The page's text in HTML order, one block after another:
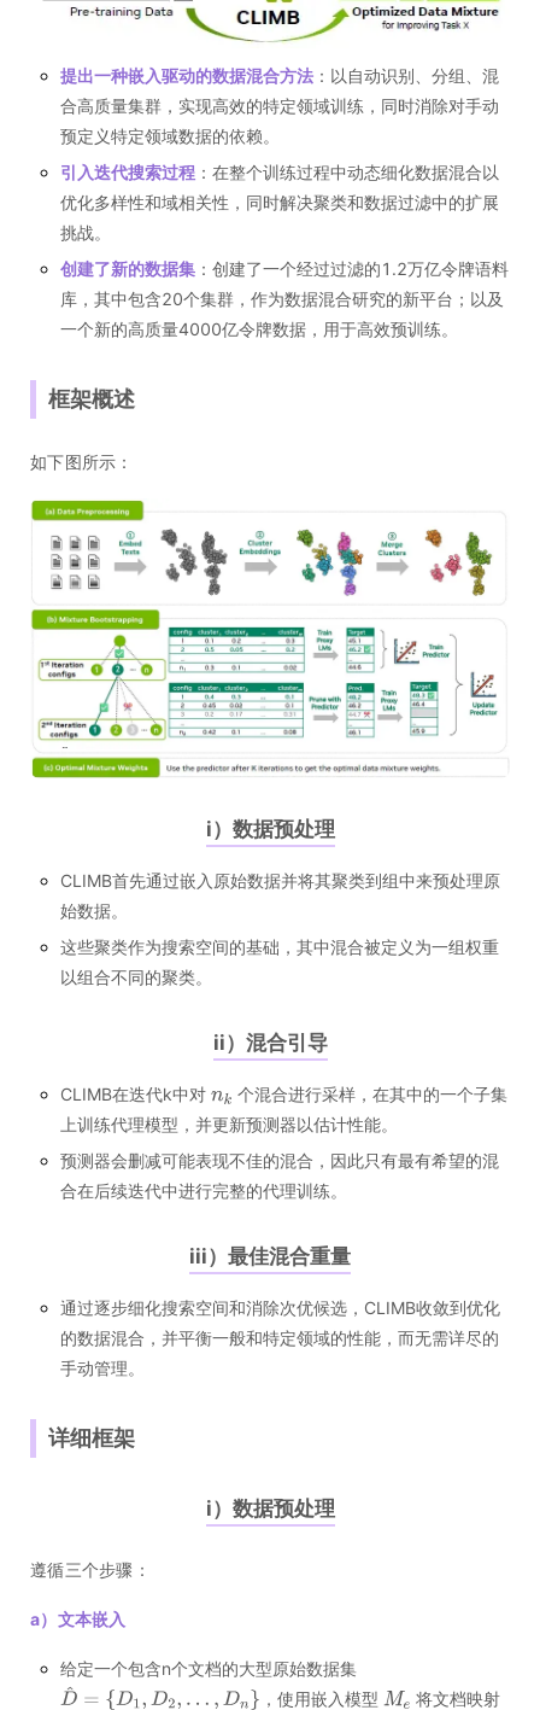
提出一种嵌入驱动的数据混合方法 ：以自动识别、分组、混
合高质量集群，实现高效的特定领域训练，同时消除对手动
预定义特定领域数据的依赖。
引入迭代搜索过程 ：在整个训练过程中动态细化数据混合以
优化多样性和域相关性，同时解决聚类和数据过滤中的扩展
挑战。
创建了新的数据集 ：创建了一个经过过滤的1.2万亿令牌语料
库，其中包含20个集群，作为数据混合研究的新平台；以及
一个新的高质量4000亿令牌数据，用于高效预训练。
框架概述
如下图所示：
i）数据预处理
CLIMB首先通过嵌入原始数据并将其聚类到组中来预处理原
始数据。
这些聚类作为搜索空间的基础，其中混合被定义为一组权重
以组合不同的聚类。
ii）混合引导
CLIMB在迭代k中对
个混合进行采样，在其中的一个子集
上训练代理模型，并更新预测器以估计性能。
预测器会删减可能表现不佳的混合，因此只有最有希望的混
合在后续迭代中进行完整的代理训练。
iii）最佳混合重量
通过逐步细化搜索空间和消除次优候选，CLIMB收敛到优化
的数据混合，并平衡一般和特定领域的性能，而无需详尽的
手动管理。
详细框架
i）数据预处理
遵循三个步骤：
a）文本嵌入
给定一个包含n个文档的大型原始数据集
，使用嵌入模型
将文档映射